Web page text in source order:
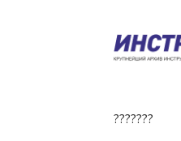
Перейти
к
Перейти
к
???????